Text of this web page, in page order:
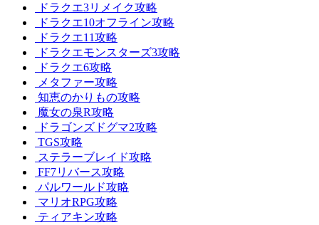
ドラクエ3リメイク攻略
ドラクエ10オフライン攻略
ドラクエ11攻略
ドラクエモンスターズ3攻略
ドラクエ6攻略
メタファー攻略
知恵のかりもの攻略
魔女の泉R攻略
ドラゴンズドグマ2攻略
TGS攻略
ステラーブレイド攻略
FF7リバース攻略
パルワールド攻略
マリオRPG攻略
ティアキン攻略